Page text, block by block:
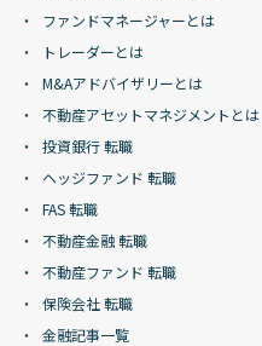
ファンドマネージャーとは
トレーダーとは
M&Aアドバイザリーとは
不動産アセットマネジメントとは
投資銀行 転職
ヘッジファンド 転職
FAS 転職
不動産金融 転職
不動産ファンド 転職
保険会社 転職
金融記事一覧